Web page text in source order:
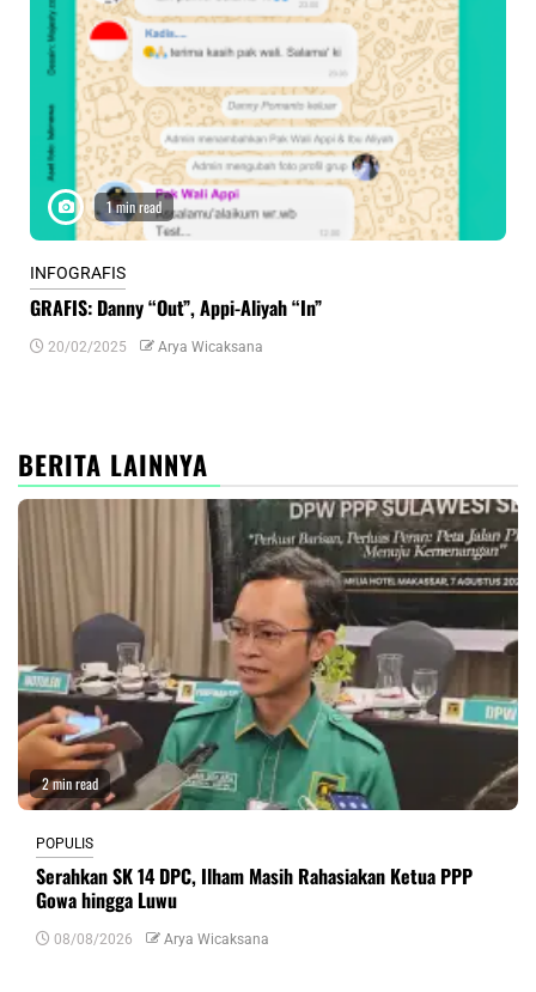
1 min read
INFOGRAFIS
GRAFIS: Danny “Out”, Appi-Aliyah “In”
20/02/2025 Arya Wicaksana
BERITA LAINNYA
2 min read
POPULIS
Serahkan SK 14 DPC, Ilham Masih Rahasiakan Ketua PPP
Gowa hingga Luwu
08/08/2026 Arya Wicaksana